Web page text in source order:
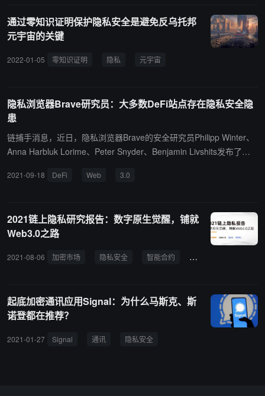
传递给交易发送者，发送者对元地址执行加密计算以生成一个属于接
收者的隐形地址。发送方可以将资产转移到接收方的隐形地址，此外
还可以发布临时密钥以确认隐形地址属于接收方，每个新交易都会生
隐形地址和用户元地址之间的关联不会公开，以及可以利用 ZK-SNA
RKs 技术转移资金支付 Gas 费。（来源链接）
通过零知识证明保护隐私安全是避免反乌托邦
元宇宙的关键
2022-01-05 零知识证明 隐私 元宇宙
隐私浏览器Brave研究员：大多数DeFi站点存在隐私安全隐
患
链捕手消息，近日，隐私浏览器Brave的安全研究员Philipp Winter、
Anna Harbluk Lorime、Peter Snyder、Benjamin Livshits发布了关
普遍认为 DeFi 可以成为传统金融系统的安全、隐私、去中心化的解
6%的分析网站上记录以太坊地址，DeFi 站点上的许多跟踪器可以将
用户的以太坊地址与 PII （例如姓名或人口统计信息）或网络钓鱼用
户联系起来。（巴比特）
2021-09-18 DeFi Web 3.0
2021链上隐私研究报告：数字原生觉醒，铺就
Web3.0之路
2021-08-06 加密市场 隐私安全 智能合约 Web3.0
起底加密通讯应用Signal：为什么马斯克、斯
诺登都在推荐？
2021-01-27 Signal 通讯 隐私安全